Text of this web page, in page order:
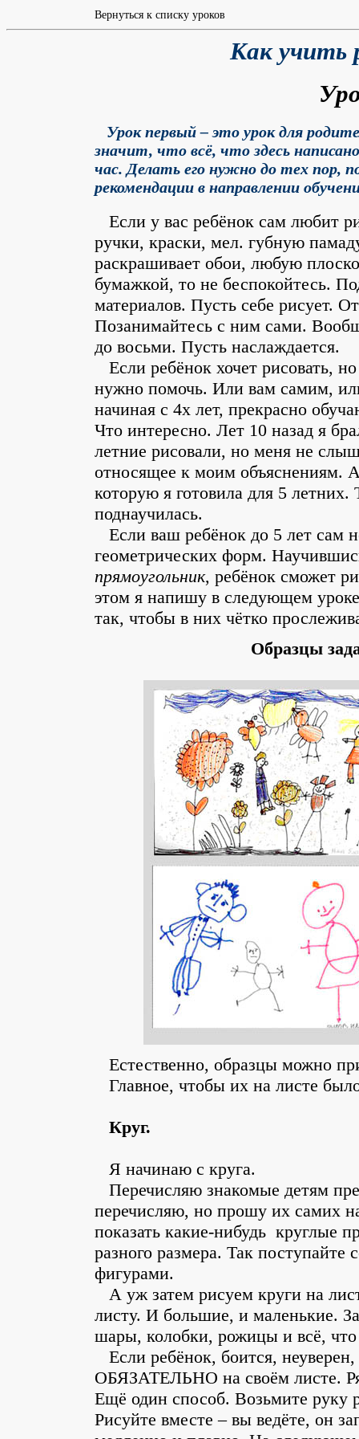
Вернуться к списку уроков
Как учить
Урок первый – это урок для
значит, что всё, что здесь
час. Делать его нужно до тех пор,
рекомендации в направлении
Если у вас ребёнок сам любит
ручки, краски, мел. губную
раскрашивает обои, любую
бумажкой, то не беспокойтесь.
материалов. Пусть себе рисует.
Позанимайтесь с ним сами.
до восьми. Пусть наслаждается.
Если ребёнок хочет рисовать,
нужно помочь. Или вам самим,
начиная с 4х лет, прекрасно
Что интересно. Лет 10 назад я
летние рисовали, но меня не
относящее к моим объяснениям.
которую я готовила для 5
поднаучилась.
Если ваш ребёнок до 5 лет сам
геометрических форм.
прямоугольник, ребёнок сможет
этом я напишу в следующем
так, чтобы в них чётко
Образцы
Естественно, образцы можно
Главное, чтобы их на листе
Круг.
Я начинаю с круга.
Перечисляю знакомые детям
перечисляю, но прошу их самих
показать какие-нибудь круглые
разного размера. Так
фигурами.
А уж затем рисуем круги на
листу. И большие, и маленькие.
шары, колобки, рожицы и всё,
Если ребёнок, боится,
ОБЯЗАТЕЛЬНО на своём листе.
Ещё один способ. Возьмите руку
Рисуйте вместе – вы ведёте, он